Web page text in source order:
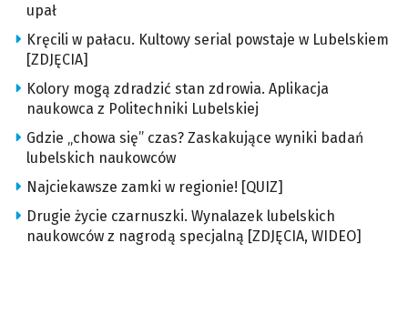
upał
Kręcili w pałacu. Kultowy serial powstaje w Lubelskiem
[ZDJĘCIA]
Kolory mogą zdradzić stan zdrowia. Aplikacja
naukowca z Politechniki Lubelskiej
Gdzie „chowa się” czas? Zaskakujące wyniki badań
lubelskich naukowców
Najciekawsze zamki w regionie! [QUIZ]
Drugie życie czarnuszki. Wynalazek lubelskich
naukowców z nagrodą specjalną [ZDJĘCIA, WIDEO]